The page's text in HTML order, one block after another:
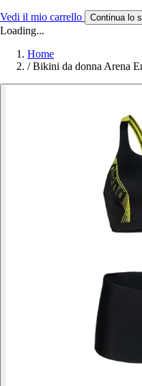
Vedi il mio carrello Continua lo
Loading...
Home
/ Bikini da donna Arena